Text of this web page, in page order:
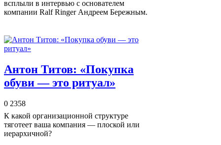
всплыли в интервью с основателем
компании Ralf Ringer Андреем Бережным.
Антон Титов: «Покупка
обуви — это ритуал»
0 2358
К какой организационной структуре
тяготеет ваша компания — плоской или
иерархичной?